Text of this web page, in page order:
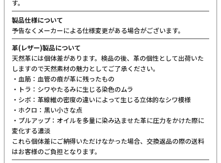
す。
製品仕様について
予告なくメーカーによる仕様変更がある場合がございます。
革(レザー)製品について
天然革には個体差があります。検品の後、革の個性として出荷いた
しますので天然素材の魅力としてご了承ください。
・血筋：血管の痕が革に残ったもの
・トラ：シワやたるみに生じる染色のムラ
・シボ：革線維の密度の違いによって生じる立体的なシワ模様
・ホクロ：黒い小さな点
・プルアップ：オイルを多量に染み込ませた革に圧力をかけた際に
変化する濃淡
これら個体差にご納得いただけなかった場合、交換返品の際の送料
はお客様のご負担となります。